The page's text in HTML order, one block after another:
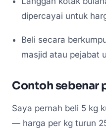
dipercayai untuk
Beli secara
masjid atau pejabat
Contoh sebenar
Saya pernah beli 5 kg
— harga per kg turun